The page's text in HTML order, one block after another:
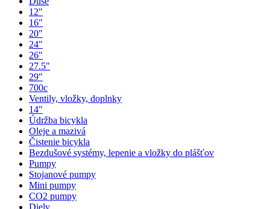
12"
16"
20"
24"
26"
27.5"
29"
700c
Ventily, vložky, doplnky
14"
Údržba bicykla
Oleje a mazivá
Čistenie bicykla
Bezdušové systémy, lepenie a vložky do plášťov
Pumpy
Stojanové pumpy
Mini pumpy
CO2 pumpy
Diely